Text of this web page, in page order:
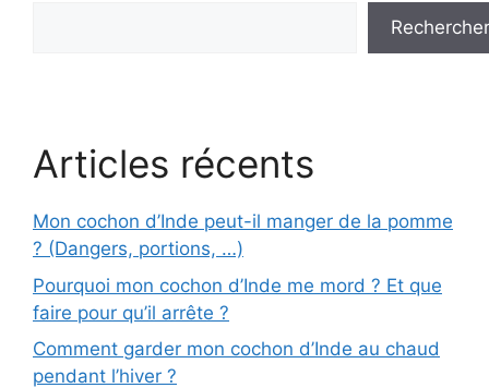
Rechercher
Articles récents
Mon cochon d’Inde peut-il manger de la pomme
? (Dangers, portions, …)
Pourquoi mon cochon d’Inde me mord ? Et que
faire pour qu’il arrête ?
Comment garder mon cochon d’Inde au chaud
pendant l’hiver ?